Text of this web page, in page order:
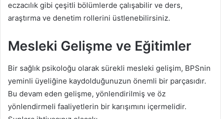
eczacılık gibi çeşitli bölümlerde çalışabilir ve ders,
araştırma ve denetim rollerini üstlenebilirsiniz.
Mesleki Gelişme ve Eğitimler
Bir sağlık psikoloğu olarak sürekli mesleki gelişim, BPSnin
yeminli üyeliğine kaydolduğunuzun önemli bir parçasıdır.
Bu devam eden gelişme, yönlendirilmiş ve öz
yönlendirmeli faaliyetlerin bir karışımını içermelidir.